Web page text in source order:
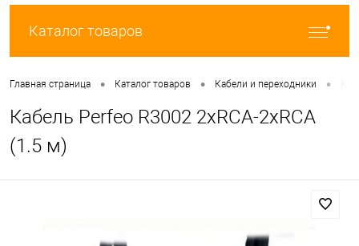
Каталог товаров
Главная страница • Каталог товаров • Кабели и переходники •
Кабель Perfeo R3002 2xRCA-2xRCA
(1.5 м)